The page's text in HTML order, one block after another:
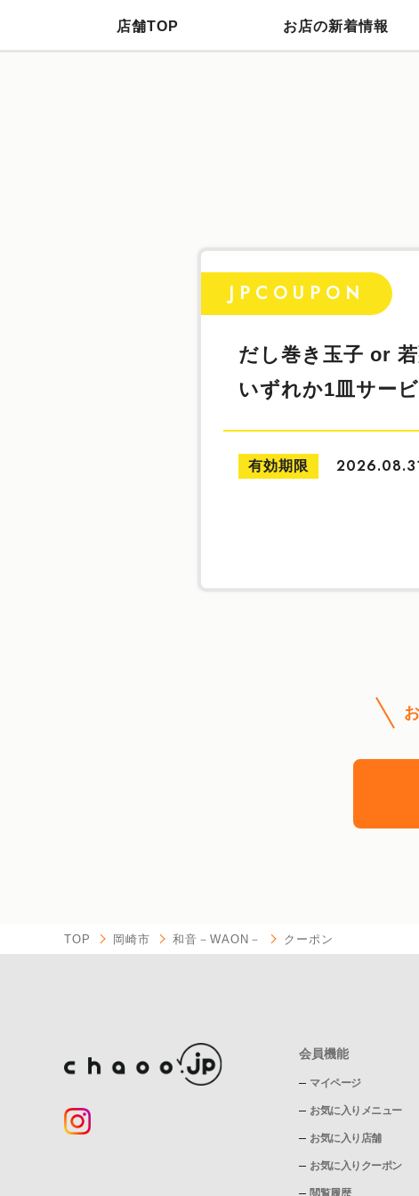
店舗TOP お店の新着情報
JPCOUPON
だし巻き玉子 or
いずれか1皿サービ
有効期限
TOP 岡崎市 和音－WAON－ クーポン
会員機能
マイページ
お気に入りメニュー
お気に入り店舗
お気に入りクーポン
閲覧履歴